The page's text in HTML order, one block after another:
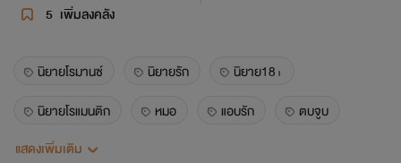
5 เพิ่มลงคลัง
นิยายโรมานซ์ นิยายรัก
นิยาย18+
นิยายโรแมนติก
หมอ แอบรัก
ตบจูบ
เย็นชา
แสดงเพิ่มเติม